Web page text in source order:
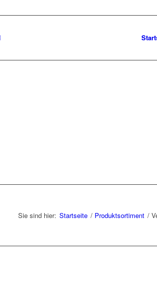
Sie sind hier: Startseite / Produktsortiment /